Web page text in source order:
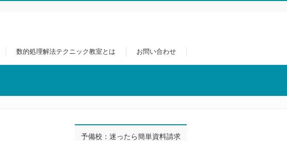
数的処理解法テクニック教室とは お問い合わせ
予備校：迷ったら簡単資料請求